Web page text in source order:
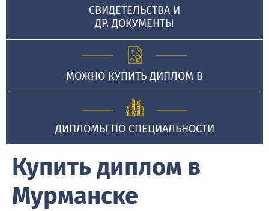
СВИДЕТЕЛЬСТВА И
ДР. ДОКУМЕНТЫ
МОЖНО КУПИТЬ ДИПЛОМ В
ДИПЛОМЫ ПО СПЕЦИАЛЬНОСТИ
Купить диплом в
Мурманске